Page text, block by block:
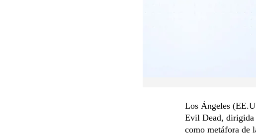
Los Ángeles
Evil Dead, dirigida
como metáfora de